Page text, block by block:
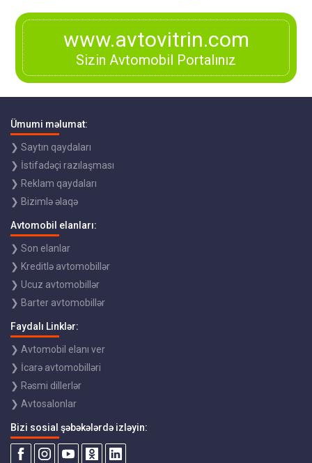
www.avtovitrin.com
Sizin Avtomobil Portalınız
Ümumi məlumat:
❯ Saytın qaydaları
❯ İstifadəçi razılaşması
❯ Reklam qaydaları
❯ Bizimlə əlaqə
Avtomobil elanları:
❯ Son elanlar
❯ Kreditlə avtomobillər
❯ Ucuz avtomobillər
❯ Barter avtomobillər
Faydalı Linklər:
❯ Avtomobil elanı ver
❯ İcarə avtomobilləri
❯ Rəsmi dillerlər
❯ Avtosalonlar
Bizi sosial şəbəkələrdə izləyin: